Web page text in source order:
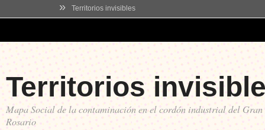
» Territorios invisibles
Territorios
Mapa Social de la contaminación en el cordón industrial del Gran
Rosario